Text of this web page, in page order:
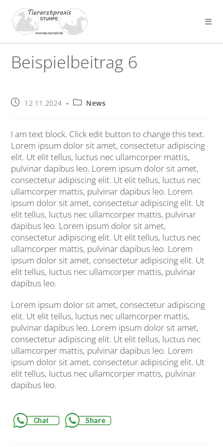
Inhalt
springen
Beispielbeitrag 6
Beitrag12.11.2024
Beitrags-
News
I am text block. Click edit button to change this text.
Lorem ipsum dolor sit amet, consectetur adipiscing
elit. Ut elit tellus, luctus nec ullamcorper mattis,
pulvinar dapibus leo. Lorem ipsum dolor sit amet,
consectetur adipiscing elit. Ut elit tellus, luctus nec
ullamcorper mattis, pulvinar dapibus leo. Lorem
ipsum dolor sit amet, consectetur adipiscing elit. Ut
elit tellus, luctus nec ullamcorper mattis, pulvinar
dapibus leo. Lorem ipsum dolor sit amet,
consectetur adipiscing elit. Ut elit tellus, luctus nec
ullamcorper mattis, pulvinar dapibus leo. Lorem
ipsum dolor sit amet, consectetur adipiscing elit. Ut
elit tellus, luctus nec ullamcorper mattis, pulvinar
dapibus leo.
Lorem ipsum dolor sit amet, consectetur adipiscing
elit. Ut elit tellus, luctus nec ullamcorper mattis,
pulvinar dapibus leo. Lorem ipsum dolor sit amet,
consectetur adipiscing elit. Ut elit tellus, luctus nec
ullamcorper mattis, pulvinar dapibus leo. Lorem
ipsum dolor sit amet, consectetur adipiscing elit. Ut
elit tellus, luctus nec ullamcorper mattis, pulvinar
dapibus leo.